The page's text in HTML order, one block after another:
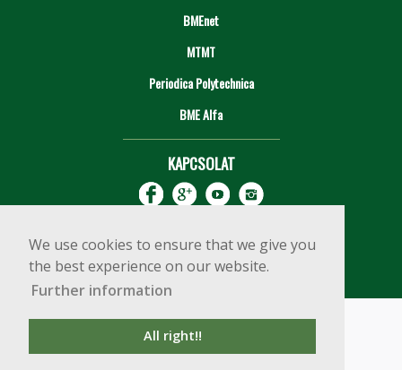
We use cookies to ensure that we give you
the best experience on our website.
Further information
All right!!
BMEnet
MTMT
Periodica Polytechnica
BME Alfa
KAPCSOLAT
Copyright © 2020 BME Építőmérnöki Kar
1111 Budapest, Műegyetem rkp. 3.